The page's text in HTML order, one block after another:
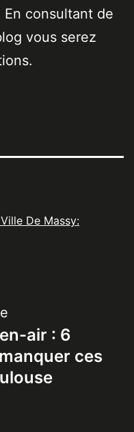
consultant de
vous serez
De Massy:
air : 6
ces